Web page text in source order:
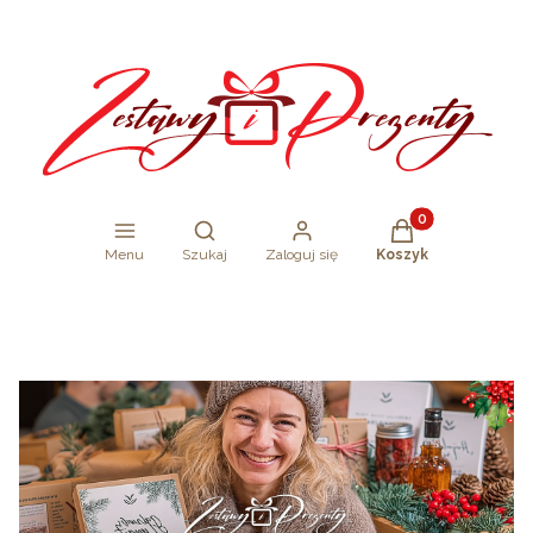
Menu
Otwórz wyszukiwarkę
Szukaj Zaloguj się
Produkty w
Koszyk